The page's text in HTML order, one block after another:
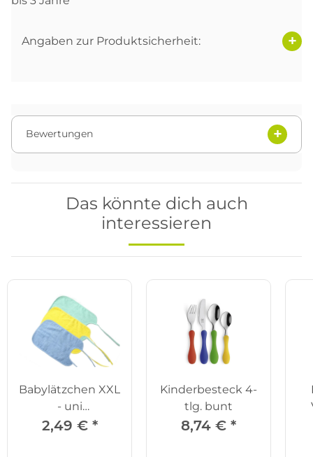
Angaben zur Produktsicherheit:
Bewertungen
Das könnte dich auch
interessieren
Babylätzchen XXL
- uni
grün/gelb/blau
2,49 € *
Kinderbesteck 4-
tlg. bunt
8,74 € *